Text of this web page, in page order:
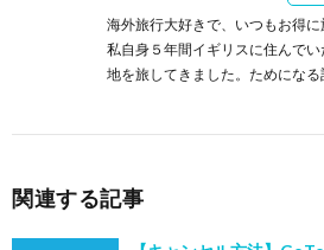
海外旅行大好きで、いつもお得に
私自身５年間イギリスに住んで
地を旅してきました。ためになる
関連する記事